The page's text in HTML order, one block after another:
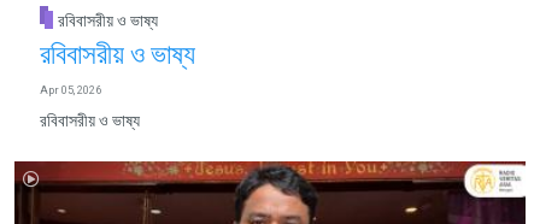
রবিবাসরীয় ও ভাষ্য
রবিবাসরীয় ও ভাষ্য
Apr 05, 2026
রবিবাসরীয় ও ভাষ্য